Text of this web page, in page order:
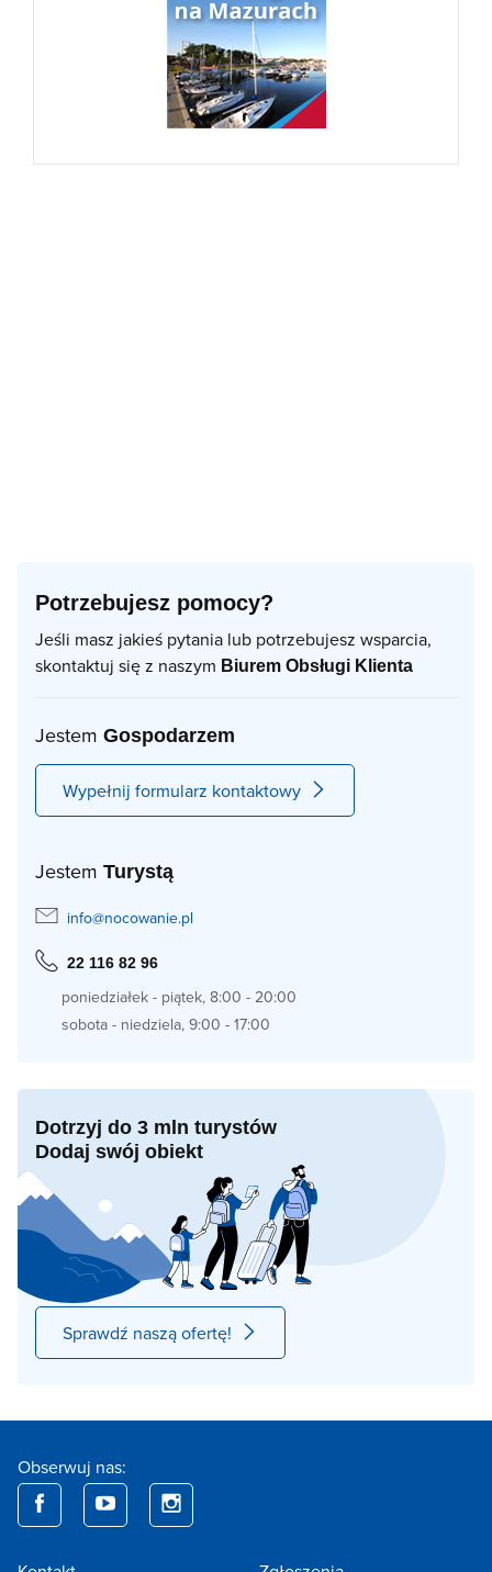
Potrzebujesz pomocy?
Jeśli masz jakieś pytania lub potrzebujesz wsparcia,
skontaktuj się z naszym Biurem Obsługi Klienta
Jestem Gospodarzem
Wypełnij formularz kontaktowy
Jestem Turystą
info@nocowanie.pl
22 116 82 96
poniedziałek - piątek, 8:00 - 20:00
sobota - niedziela, 9:00 - 17:00
Dotrzyj do 3 mln turystów
Dodaj swój obiekt
Sprawdź naszą ofertę!
Obserwuj nas: